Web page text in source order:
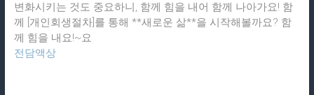
변화시키는 것도 중요하니, 함께 힘을 내어 함께 나아가요! 함
께 [개인회생절차]를 통해 **새로운 삶**을 시작해볼까요? 함
께 힘을 내요!~요
전담액상